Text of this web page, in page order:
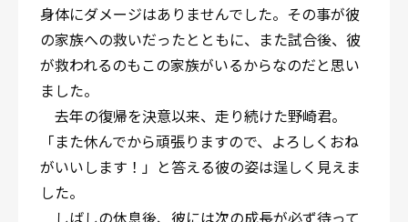
身体にダメージはありませんでした。その事が彼
の家族への救いだったとともに、また試合後、彼
が救われるのもこの家族がいるからなのだと思い
ました。
去年の復帰を決意以来、走り続けた野崎君。
「また休んでから頑張りますので、よろしくおね
がいいします！」と答える彼の姿は逞しく見えま
した。
しばしの休息後、彼には次の成長が必ず待って